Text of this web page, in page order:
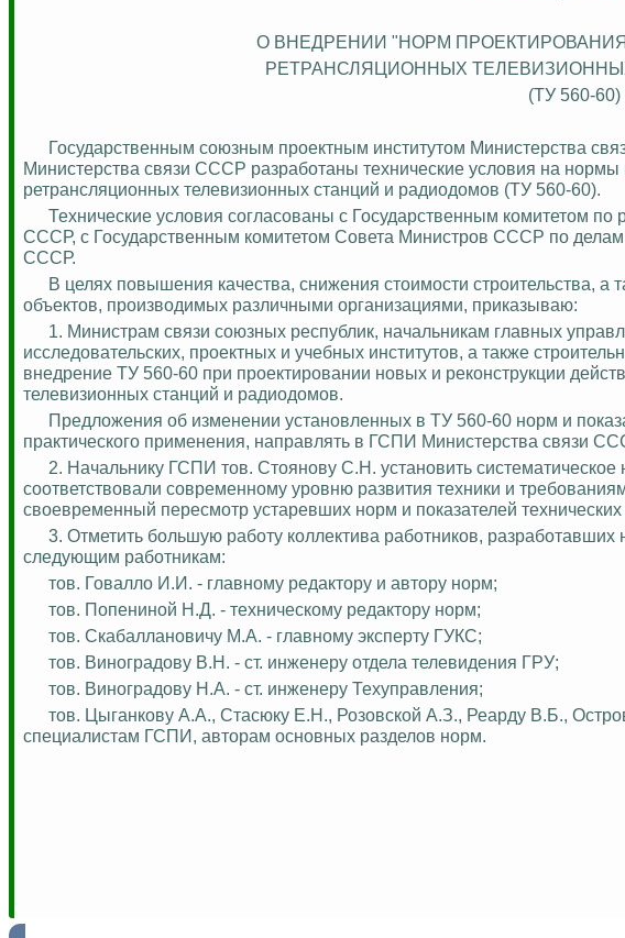
О ВНЕДРЕНИИ "НОРМ
РЕТРАНСЛЯЦИОННЫХ
(ТУ 560-60)
Государственным союзным проектным институтом Министерства
Министерства связи СССР разработаны технические условия на нормы
ретрансляционных телевизионных станций и радиодомов (ТУ 560-60).
Технические условия согласованы с Государственным комитетом
СССР, с Государственным комитетом Совета Министров СССР по делам
СССР.
В целях повышения качества, снижения стоимости строительства, а
объектов, производимых различными организациями, приказываю:
1. Министрам связи союзных республик, начальникам главных
исследовательских, проектных и учебных институтов, а также
внедрение ТУ 560-60 при проектировании новых и реконструкции
телевизионных станций и радиодомов
Предложения об изменении установленных в ТУ 560-60 норм и
практического применения, направлять в ГСПИ Министерства связи
2. Начальнику ГСПИ тов. Стоянову С.Н. установить
соответствовали современному уровню развития техники и
своевременный пересмотр устаревших норм и показателей
3. Отметить большую работу коллектива работников,
следующим работникам:
тов. Говалло И.И. - главному редактору и автору норм;
тов. Попениной Н.Д. - техническому редактору норм;
тов. Скабаллановичу М.А. - главному эксперту ГУКС;
тов. Виноградову В.Н. - ст. инженеру отдела телевидения ГРУ;
тов. Виноградову Н.А. - ст. инженеру Техуправления;
тов. Цыганкову А.А., Стасюку Е.Н., Розовской А.З., Реарду В.Б.,
специалистам ГСПИ, авторам основных разделов норм.